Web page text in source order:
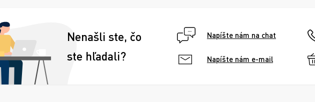
Nenašli ste, čo
ste hľadali?
Napíšte nám na chat
Napíšte nám e-mail